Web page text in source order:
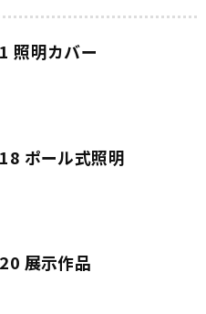
照明カバー
ポール式照明
展示作品